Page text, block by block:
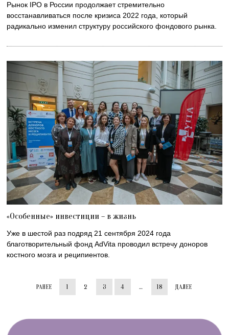
Рынок IPO в России продолжает стремительно
восстанавливаться после кризиса 2022 года, который
радикально изменил структуру российского фондового рынка.
«Особенные» инвестиции – в жизнь
Уже в шестой раз подряд 21 сентября 2024 года
благотворительный фонд AdVita проводил встречу доноров
костного мозга и реципиентов.
РАНЕЕ 1 2 3 4 … 18 ДАЛЕЕ